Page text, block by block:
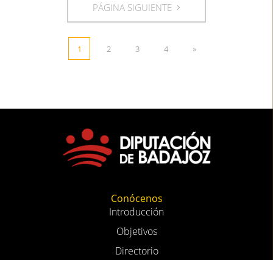
PÁGINA SIGUIENTE
1 2 3 4 »
Conócenos
Introducción
Objetivos
Directorio